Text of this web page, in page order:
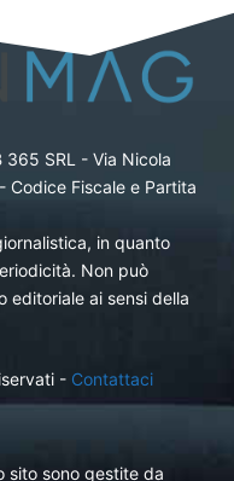
SRL - Via Nicola
Codice Fiscale e Partita
in quanto
Non può
editoriale ai sensi della
- Contattaci
sito sono gestite da